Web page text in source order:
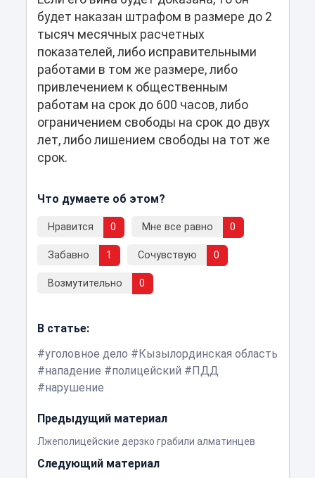
будет наказан штрафом в размере до 2
тысяч месячных расчетных
показателей, либо исправительными
работами в том же размере, либо
привлечением к общественным
работам на срок до 600 часов, либо
ограничением свободы на срок до двух
лет, либо лишением свободы на тот же
срок.
Что думаете об этом?
Нравится 0 Мне все равно 0
Забавно 1 Сочувствую 0
Возмутительно 0
В статье:
уголовное дело
Кызылординская область
нападение
полицейский
ПДД
нарушение
Предыдущий материал
Лжеполицейские дерзко грабили алматинцев
Следующий материал